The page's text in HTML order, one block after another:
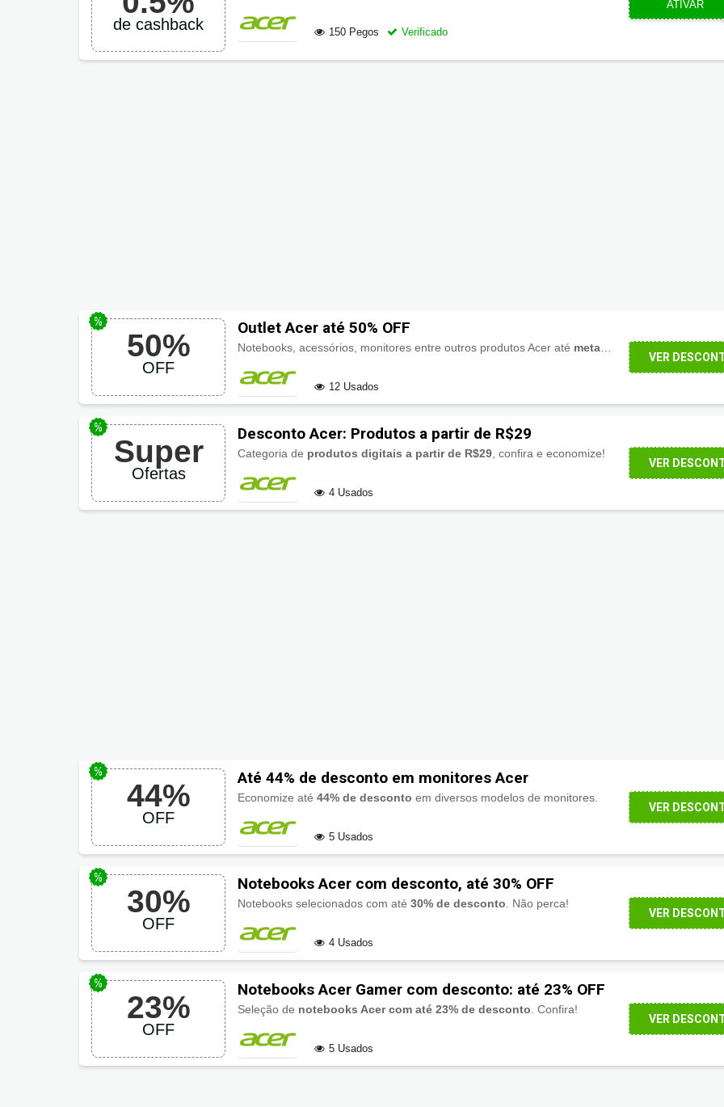
de cashback 150 Pegos Verificado
ATIVAR
50%
OFF
Outlet Acer até 50% OFF
Notebooks, acessórios, monitores entre outros produtos Acer até metade do preço
12 Usados
VER
Super
Ofertas
Desconto Acer: Produtos a partir de R$29
Categoria de produtos digitais a partir de R$29 , confira e economize!
4 Usados
VER
44%
OFF
Até 44% de desconto em monitores Acer
Economize até44% de desconto em diversos modelos de monitores.
5 Usados
VER
30%
OFF
Notebooks Acer com desconto, até 30% OFF
Notebooks selecionados com até30% de desconto. Não perca!
4 Usados
VER
23%
OFF
Notebooks Acer Gamer com desconto: até 23% OFF
Seleção de notebooks Acer com até 23% de desconto. Confira!
5 Usados
VER